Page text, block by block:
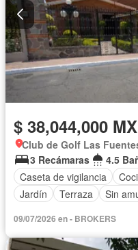
$ 38,044,000
Club de Golf Las
3 Recámaras
4.5
Caseta de vigilancia
Jardín
Terraza Sin
09/07/2026 en - BROKERS